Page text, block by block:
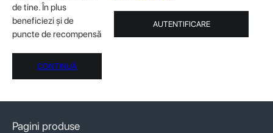
de tine. În plus
beneficiezi şi de
puncte de recompensă
CONTINUĂ
AUTENTIFICARE
Pagini produse